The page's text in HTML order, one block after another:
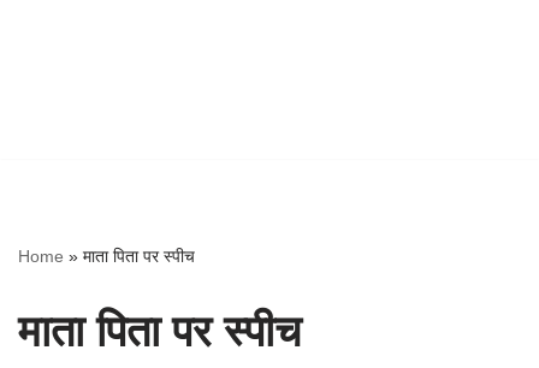
Home » माता पिता पर स्पीच
माता पिता पर स्पीच